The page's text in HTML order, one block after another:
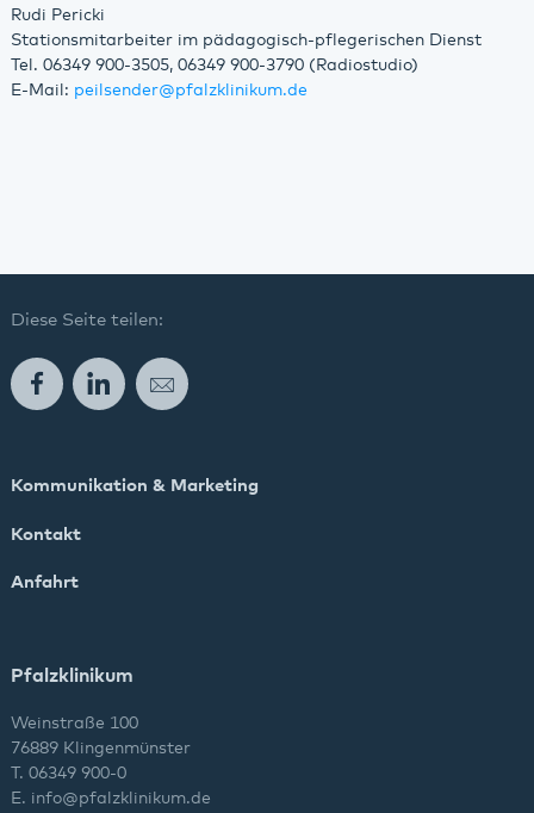
Rudi Pericki
Stationsmitarbeiter im pädagogisch-pflegerischen Dienst
Tel. 06349 900-3505, 06349 900-3790 (Radiostudio)
E-Mail: peilsender@pfalzklinikum.de
Diese Seite teilen:
FacebookLinkedInE-Mail
Kommunikation & Marketing
Kontakt
Anfahrt
Pfalzklinikum
Weinstraße 100
76889 Klingenmünster
T. 06349 900-0
E. info@pfalzklinikum.de